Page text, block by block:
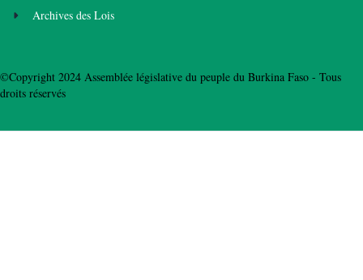
Archives des Lois
©Copyright 2024 Assemblée législative du peuple du Burkina Faso - Tous
droits réservés